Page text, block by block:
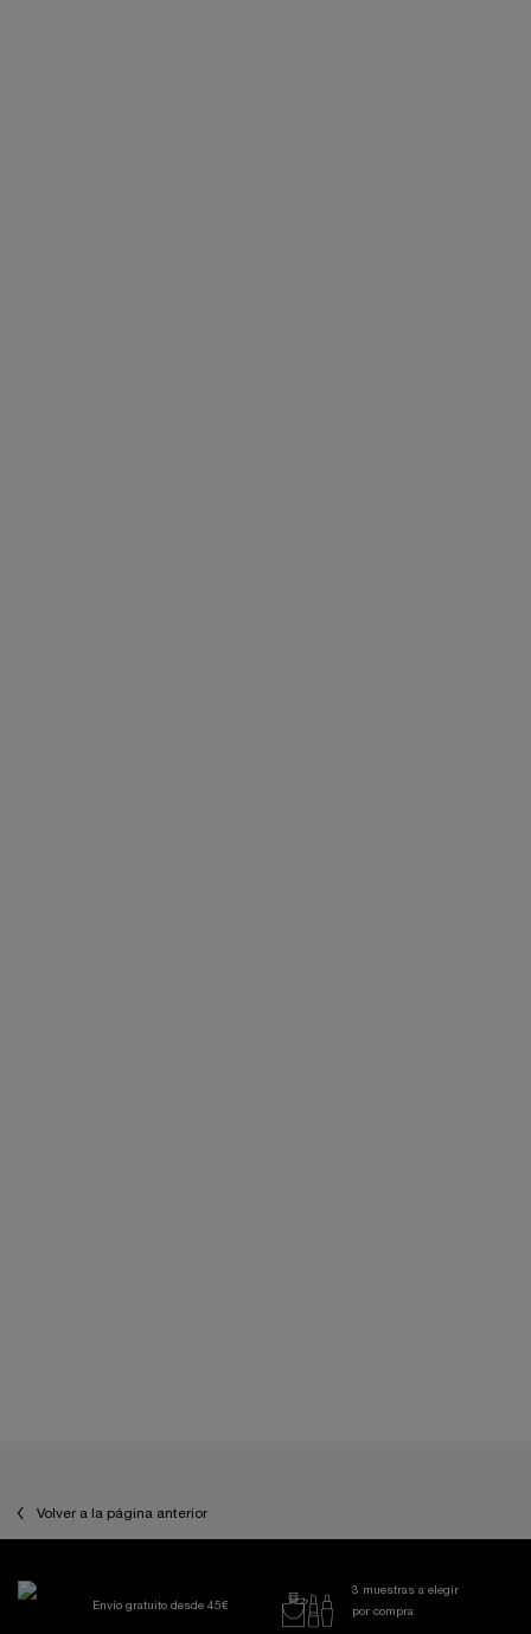
Volver a la página anterior
Envío gratuito desde 45€
3 muestras a elegir
por compra